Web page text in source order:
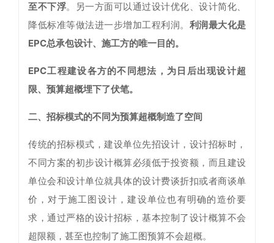
至不下浮。另一方面可以通过设计优化、设计简化、
降低标准等做法进一步增加工程利润。 利润最大化是
EPC总承包设计、施工方的唯一目的。
EPC工程建设各方的不同想法，为日后出现设计超
限、预算超概埋下了伏笔。
二、招标模式的不同为预算超概制造了空间
传统的招标模式，建设单位先招设计，设计招标时，
不同方案的初步设计概算必须低于投资额，而且建设
单位会和设计单位就具体的设计费谈折扣或者商谈单
价，对于施工图设计，建设单位也有明确的造价要
求，通过严格的设计招标，基本控制了设计概算不会
超限额，甚至也控制了施工图预算不会超概。